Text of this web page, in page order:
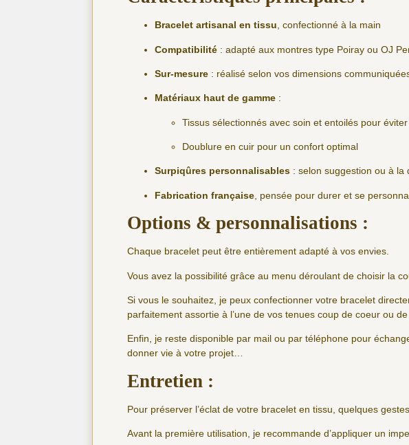
Bracelet artisanal en tissu , confectionné à la main
Compatibilité : adapté aux montres type Poiray ou OJ
Sur-mesure : réalisé selon vos dimensions
Matériaux haut de gamme :
Tissus sélectionnés avec soin et entoilés pour
Doublure en cuir pour un confort optimal
Surpiqûres personnalisables : selon suggestion ou à la
Fabrication française , pensée pour durer et se
Options & personnalisations :
Chaque bracelet peut être entièrement adapté à vos envies.
Vous avez la possibilité grâce au menu déroulant de choisir la
Si vous le souhaitez, je peux confectionner votre bracelet
parfaitement assortie à l’une de vos tenues coup de coeur ou
Enfin, je reste disponible par mail ou par téléphone pour
donner vie à votre projet…
Entretien :
Pour préserver l’éclat de votre bracelet en tissu, quelques
Avant la première utilisation, je recommande d’appliquer un